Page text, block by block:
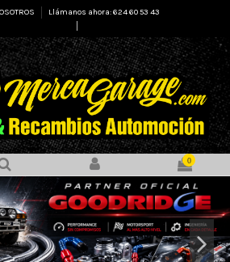
Llámanos ahora: 624 60 53 43
0